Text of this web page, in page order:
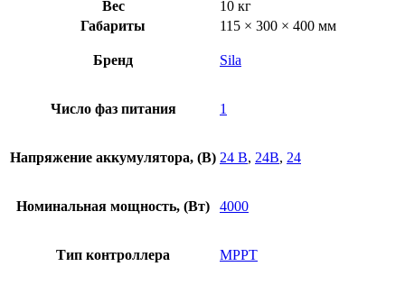
Вес
10 кг
Габариты
115 × 300 × 400 мм
Бренд Sila
Число фаз питания 1
Напряжение аккумулятора, (В) 24 В, 24В, 24
Номинальная мощность, (Вт) 4000
Тип контроллера MPPT